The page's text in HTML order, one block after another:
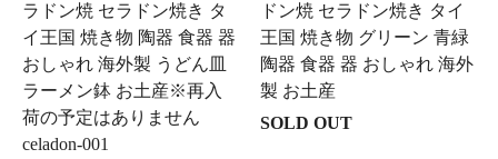
ラドン焼 セラドン焼き タ
イ王国 焼き物 陶器 食器 器
おしゃれ 海外製 うどん皿
ラーメン鉢 お土産※再入
荷の予定はありません
celadon-001
ドン焼 セラドン焼き タイ
王国 焼き物 グリーン 青緑
陶器 食器 器 おしゃれ 海外
製 お土産
SOLD OUT